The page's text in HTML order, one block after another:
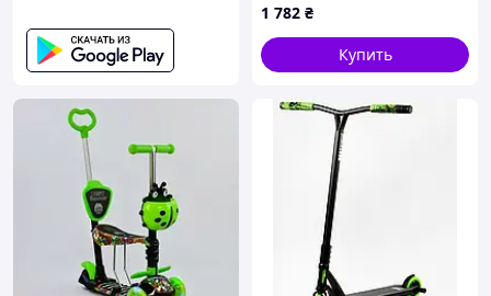
1 782 ₴
Купить